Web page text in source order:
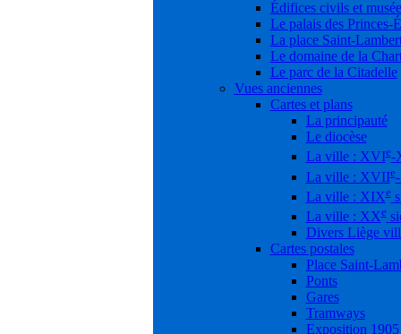
Édifices civils et
Le palais des Princes-
La place Saint-
Le domaine de la
Le parc de la Citadelle
Vues anciennes
Cartes et plans
La principauté
Le diocèse
La ville : XVIe-
La ville : XVIIe
La ville : XIXe
La ville : XXe
Divers Liège
Cartes postales
Place Saint-
Ponts
Gares
Tramways
Exposition 1905